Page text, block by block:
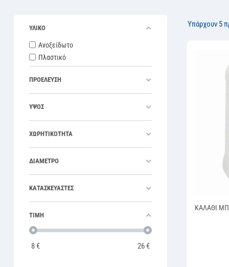
ΥΛΙΚΟ
Ανοξείδωτο
Πλαστικό
ΠΡΟΕΛΕΥΣΗ
ΥΨΟΣ
ΧΩΡΗΤΙΚΟΤΗΤΑ
ΔΙΑΜΕΤΡΟ
ΚΑΤΑΣΚΕΥΑΣΤΕΣ
ΤΙΜΗ
8€ 26€
Υπάρχουν 5
ΚΑΛΑΘΙ